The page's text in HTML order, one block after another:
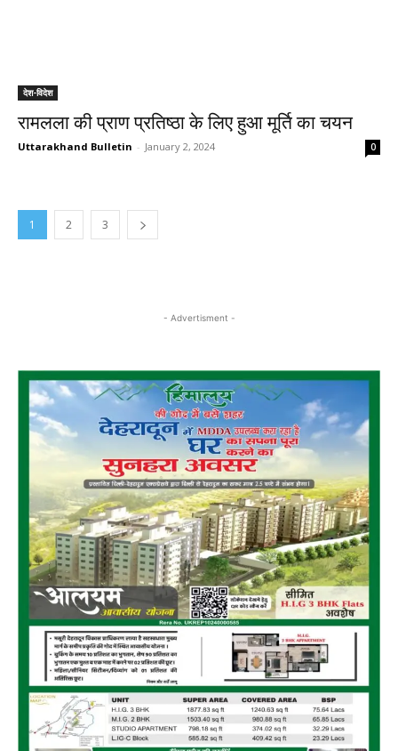
देश-विदेश
रामलला की प्राण प्रतिष्ठा के लिए हुआ मूर्ति का चयन
Uttarakhand Bulletin - January 2, 2024 0
1 2 3
- Advertisment -